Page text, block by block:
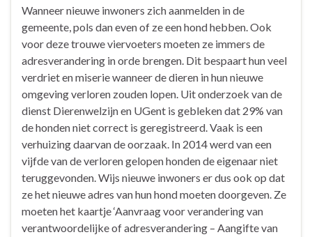
Wanneer nieuwe inwoners zich aanmelden in de
gemeente, pols dan even of ze een hond hebben. Ook
voor deze trouwe viervoeters moeten ze immers de
adresverandering in orde brengen. Dit bespaart hun veel
verdriet en miserie wanneer de dieren in hun nieuwe
omgeving verloren zouden lopen. Uit onderzoek van de
dienst Dierenwelzijn en UGent is gebleken dat 29% van
de honden niet correct is geregistreerd. Vaak is een
verhuizing daarvan de oorzaak. In 2014 werd van een
vijfde van de verloren gelopen honden de eigenaar niet
teruggevonden. Wijs nieuwe inwoners er dus ook op dat
ze het nieuwe adres van hun hond moeten doorgeven. Ze
moeten het kaartje ‘Aanvraag voor verandering van
verantwoordelijke of adresverandering – Aangifte van